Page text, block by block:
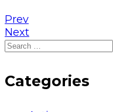
Prev
Next
Search
Categories